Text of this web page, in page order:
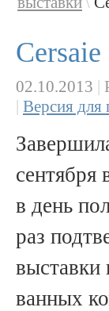
\
02.10.2013 |
| Версия для
в день
раз
выставки
ванных